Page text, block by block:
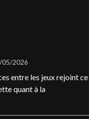
05/2026
entre les jeux rejoint
quant à la